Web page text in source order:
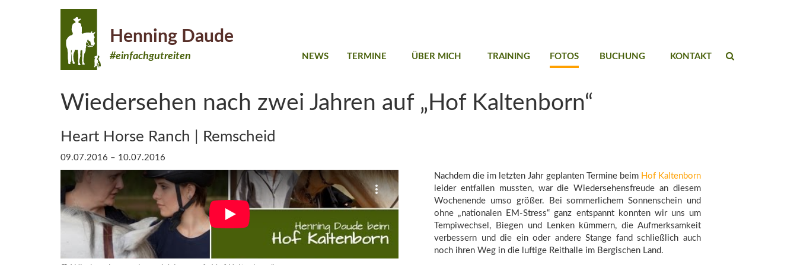
Henning Daude
#einfachgutreiten NEWS TERMINE ÜBER MICH TRAINING FOTOS BUCHUNG KONTAKT
Wiedersehen nach zwei Jahren auf „Hof Kaltenborn“
Heart Horse Ranch | Remscheid
09.07.2016 – 10.07.2016
Nachdem die im letzten Jahr geplanten Termine beim Hof Kaltenborn
leider entfallen mussten, war die Wiedersehensfreude an diesem
Wochenende umso größer. Bei sommerlichem Sonnenschein und
ohne „nationalen EM-Stress“ ganz entspannt konnten wir uns um
Tempiwechsel, Biegen und Lenken kümmern, die Aufmerksamkeit
verbessern und die ein oder andere Stange fand schließlich auch
noch ihren Weg in die luftige Reithalle im Bergischen Land.